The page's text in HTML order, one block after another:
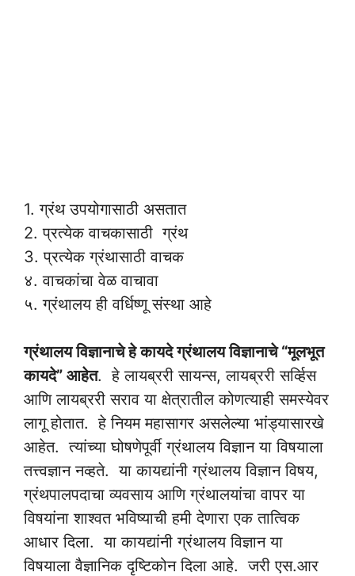
1. ग्रंथ उपयोगासाठी असतात
2. प्रत्येक वाचकासाठी ग्रंथ
3. प्रत्येक ग्रंथासाठी वाचक
४. वाचकांचा वेळ वाचावा
५. ग्रंथालय ही वर्धिष्णू संस्था आहे
ग्रंथालय विज्ञानाचे हे कायदे ग्रंथालय विज्ञानाचे “मूलभूत
कायदे” आहेत. हे लायब्ररी सायन्स, लायब्ररी सर्व्हिस
आणि लायब्ररी सराव या क्षेत्रातील कोणत्याही समस्येवर
लागू होतात. हे नियम महासागर असलेल्या भांड्यासारखे
आहेत. त्यांच्या घोषणेपूर्वी ग्रंथालय विज्ञान या विषयाला
तत्त्वज्ञान नव्हते. या कायद्यांनी ग्रंथालय विज्ञान विषय,
ग्रंथपालपदाचा व्यवसाय आणि ग्रंथालयांचा वापर या
विषयांना शाश्वत भविष्याची हमी देणारा एक तात्विक
आधार दिला. या कायद्यांनी ग्रंथालय विज्ञान या
विषयाला वैज्ञानिक दृष्टिकोन दिला आहे. जरी एस.आर